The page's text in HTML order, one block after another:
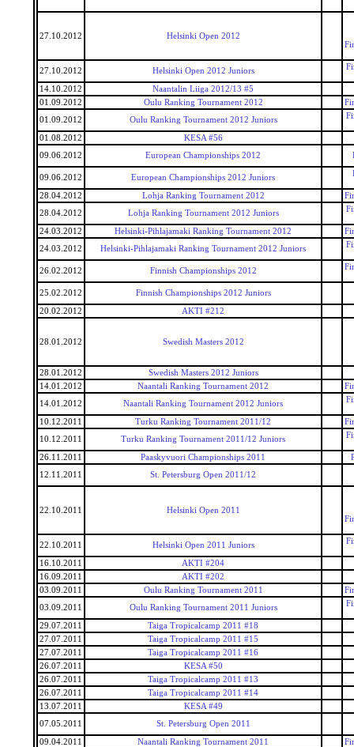
27.10.2012
Helsinki Open 2012
27.10.2012 Helsinki Open 2012 Juniors
14.10.2012
Naantalin Liiga 2012/13 #5
01.09.2012
Oulu Ranking Tournament 2012
01.09.2012
Oulu Ranking Tournament 2012 Juniors
01.08.2012
KESA #56
09.06.2012
European Championships 2012
09.06.2012 European Championships 2012 Juniors
28.04.2012 Lohja Ranking Tournament 2012
28.04.2012
Lohja Ranking Tournament 2012 Juniors
24.03.2012 Helsinki-Pihlajamaki Ranking Tournament 2012
24.03.2012
Helsinki-Pihlajamaki Ranking Tournament 2012 Juniors
26.02.2012 Finnish Championships 2012
25.02.2012 Finnish Championships 2012 Juniors
20.02.2012 AKTI #212
28.01.2012 Swedish Masters 2012
28.01.2012
Swedish Masters 2012 Juniors
14.01.2012
Naantali Ranking Tournament 2012
14.01.2012
Naantali Ranking Tournament 2012 Juniors
10.12.2011 Turku Ranking Tournament 2011/12
10.12.2011
Turku Ranking Tournament 2011/12 Juniors
26.11.2011 Paaskyvuori Championships 2011
12.11.2011
St. Petersburg Open 2011/12
22.10.2011
Helsinki Open 2011
22.10.2011 Helsinki Open 2011 Juniors
16.10.2011
AKTI #204
16.09.2011
AKTI #202
03.09.2011
Oulu Ranking Tournament 2011
03.09.2011
Oulu Ranking Tournament 2011 Juniors
29.07.2011
Taiga Tropicalcamp 2011 #18
27.07.2011
Taiga Tropicalcamp 2011 #15
27.07.2011
Taiga Tropicalcamp 2011 #16
26.07.2011
KESA #50
26.07.2011
Taiga Tropicalcamp 2011 #13
26.07.2011
Taiga Tropicalcamp 2011 #14
13.07.2011
KESA #49
07.05.2011
St. Petersburg Open 2011
09.04.2011 Naantali Ranking Tournament 2011